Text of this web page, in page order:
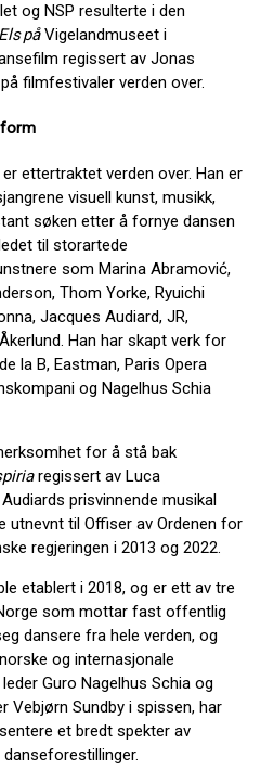
og NSP resulterte i den
påVigelandmuseet i
regissert av Jonas
filmfestivaler verden over.
er ettertraktet verden over. Han er
visuell kunst, musikk,
søken etter å fornye dansen
til storartede
som Marina Abramović,
Thom Yorke, Ryuichi
Jacques Audiard, JR,
Han har skapt verk for
la B, Eastman, Paris Opera
og Nagelhus Schia
for å stå bak
regissert av Luca
prisvinnende musikal
utnevnt til Offiser av Ordenen for
regjeringen i 2013 og 2022.
etablert i 2018, og er ett av tre
som mottar fast offentlig
dansere fra hele verden, og
og internasjonale
Guro Nagelhus Schia og
Vebjørn Sundby i spissen, har
et bredt spekter av